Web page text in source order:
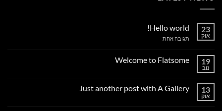
23
אוק
Hello world!
תגובה אחתעל
19
נוב
Welcome to Flatsome
Welcome
13
אוק
Just another post with A Gallery